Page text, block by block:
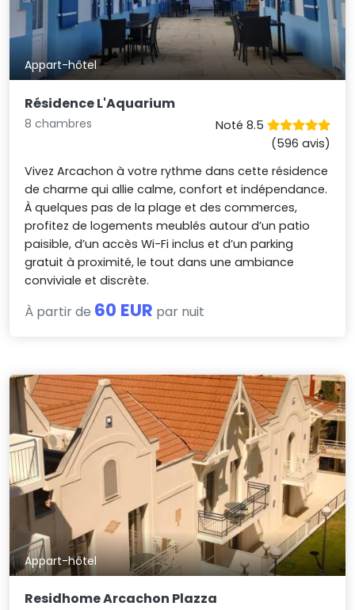
Appart-hôtel
Résidence L'Aquarium
8 chambres
Noté 8.5
(596 avis)
Vivez Arcachon à votre rythme dans cette résidence
de charme qui allie calme, confort et indépendance.
À quelques pas de la plage et des commerces,
profitez de logements meublés autour d’un patio
paisible, d’un accès Wi-Fi inclus et d’un parking
gratuit à proximité, le tout dans une ambiance
conviviale et discrète.
À partir de 60 EUR par nuit
Appart-hôtel
Residhome Arcachon Plazza